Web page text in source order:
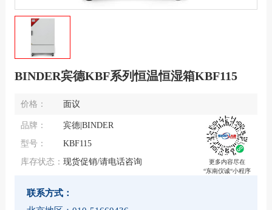
BINDER宾德KBF系列恒温恒湿箱KBF115
价格： 面议
更多内容尽在
“东南仪诚“小程序
品牌：
宾德|BINDER
型号：
KBF115
库存状态： 现货促销/请电话咨询
联系方式：